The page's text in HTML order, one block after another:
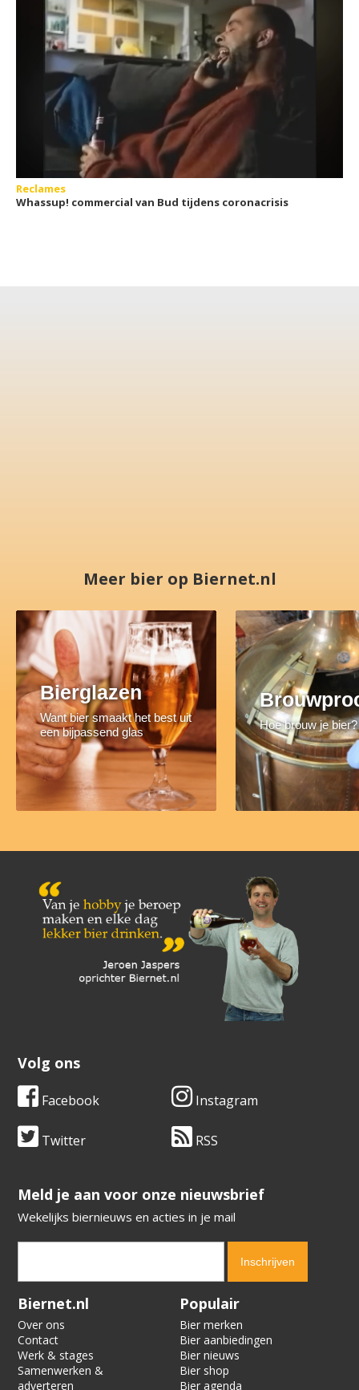
Reclames
Whassup! commercial van Bud tijdens coronacrisis
Meer bier op Biernet.nl
Bierglazen
Want bier smaakt het best uit
een bijpassend glas
Hoe brouw je bier?
Volg ons
Facebook Instagram
Twitter RSS
​​​​​​​Meld je aan voor onze nieuwsbrief
Wekelijks biernieuws en acties in je mail
Verification code:
Biernet.nl
Over ons
Contact
Werk & stages
Samenwerken &
adverteren
Populair
Bier merken
Bier aanbiedingen
Bier nieuws
Bier shop
Bier agenda